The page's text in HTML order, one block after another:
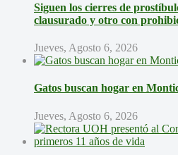
Siguen los cierres de
clausurado y otro con
Jueves, Agosto 6, 2026
Gatos buscan hogar en
Jueves, Agosto 6, 2026